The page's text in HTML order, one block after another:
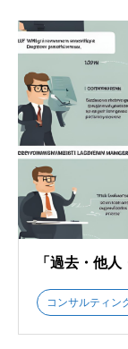
「過去・他
コンサルティン